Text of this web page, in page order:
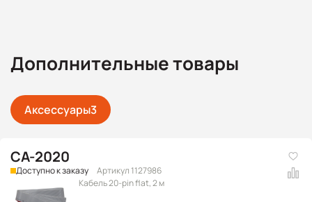
Дополнительные товары
Аксессуары3
CA-2020
Доступно к заказу
Артикул 1127986
Кабель 20-pin flat, 2 м